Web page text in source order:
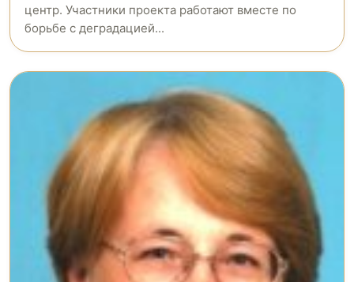
центр. Участники проекта работают вместе по
борьбе с деградацией...